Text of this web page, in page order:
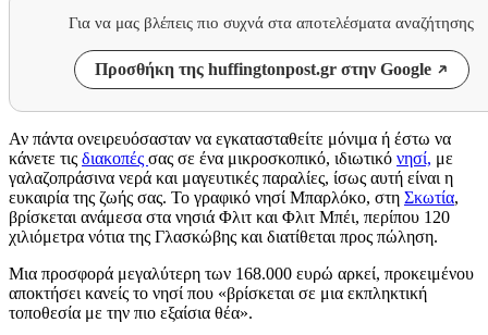
Για να μας βλέπεις πιο συχνά στα αποτελέσματα αναζήτησης
Προσθήκη της huffingtonpost.gr στην Google
Αν πάντα ονειρευόσασταν να εγκατασταθείτε μόνιμα ή έστω να
κάνετε τις διακοπές σας σε ένα μικροσκοπικό, ιδιωτικό νησί, με
γαλαζοπράσινα νερά και μαγευτικές παραλίες, ίσως αυτή είναι η
ευκαιρία της ζωής σας. Το γραφικό νησί Μπαρλόκο, στη Σκωτία,
βρίσκεται ανάμεσα στα νησιά Φλιτ και Φλιτ Μπέι, περίπου 120
χιλιόμετρα νότια της Γλασκώβης και διατίθεται προς πώληση.
Μια προσφορά μεγαλύτερη των 168.000 ευρώ αρκεί, προκειμένου
αποκτήσει κανείς το νησί που «βρίσκεται σε μια εκπληκτική
τοποθεσία με την πιο εξαίσια θέα».